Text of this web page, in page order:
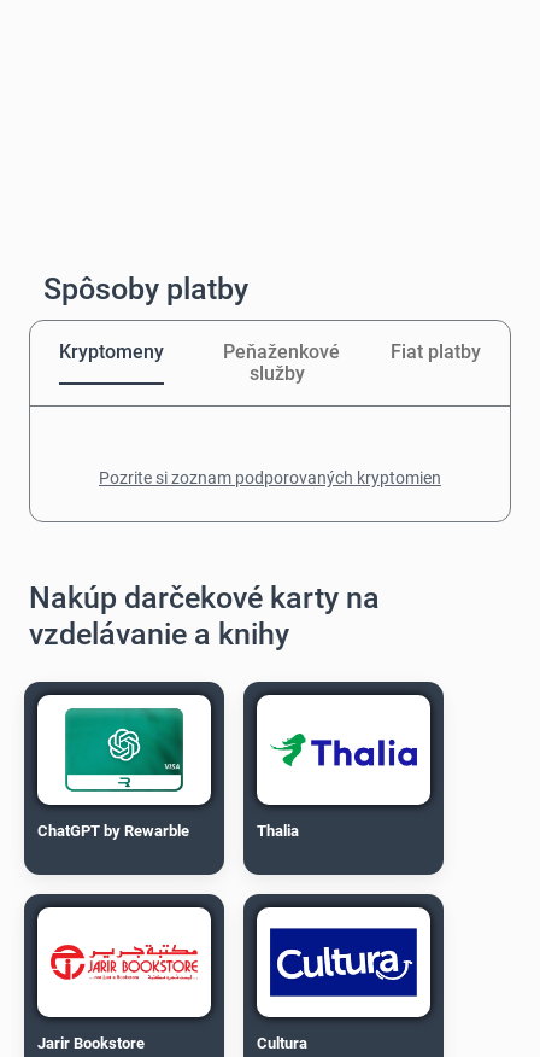
Spôsoby platby
Kryptomeny
Peňaženkové
služby
Fiat platby
Pozrite si zoznam podporovaných kryptomien
Nakúp darčekové karty na
vzdelávanie a knihy
ChatGPT by Rewarble Thalia
Jarir Bookstore Cultura